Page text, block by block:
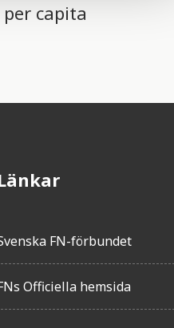
capita
FN-förbundet
Officiella hemsida